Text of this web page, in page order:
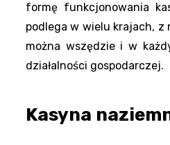
formę funkcjonowania
podlega w wielu krajach, z
można wszędzie i w
działalności gospodarczej.
Kasyna